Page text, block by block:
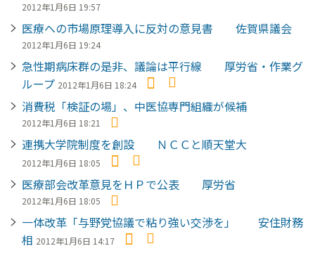
2012年1月6日 19:57
医療への市場原理導入に反対の意見書 佐賀県議会
2012年1月6日 19:24
急性期病床群の是非、議論は平行線 厚労省・作業グ
ループ 2012年1月6日 18:24
消費税「検証の場」、中医協専門組織が候補
2012年1月6日 18:21
連携大学院制度を創設 ＮＣＣと順天堂大
2012年1月6日 18:05
医療部会改革意見をＨＰで公表 厚労省
2012年1月6日 18:05
一体改革「与野党協議で粘り強い交渉を」 安住財務
相 2012年1月6日 14:17